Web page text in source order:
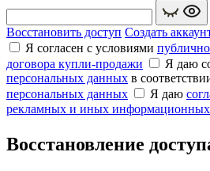
Восстановить доступ Создать
Я согласен с условиями
договора купли‑продажи
Я даю
персональных данных в
персональных данных
Я даю
рекламных и иных
Восстановление